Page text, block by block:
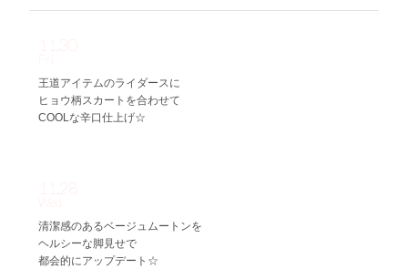
Fri
王道アイテムのライダースに
ヒョウ柄スカートを合わせて
COOLな辛口仕上げ☆
11.28
Wed
清潔感のあるベージュムートンを
ヘルシーな脚見せで
都会的にアップデート☆